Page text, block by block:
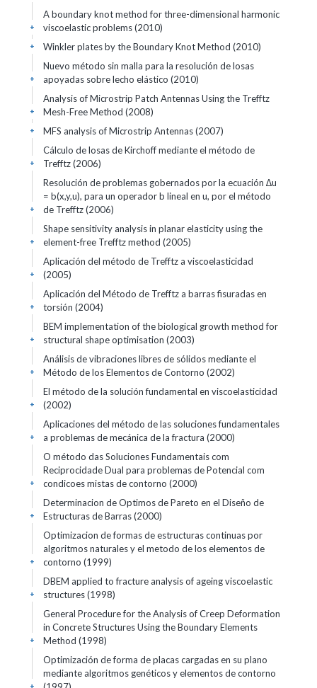
A boundary knot method for three-dimensional harmonic
viscoelastic problems (2010)
+
Winkler plates by the Boundary Knot Method (2010)
+
Nuevo método sin malla para la resolución de losas
apoyadas sobre lecho elástico (2010)
+
Analysis of Microstrip Patch Antennas Using the Trefftz
Mesh-Free Method (2008)
+
MFS analysis of Microstrip Antennas (2007)
+
Cálculo de losas de Kirchoff mediante el método de
Trefftz (2006)
+
Resolución de problemas gobernados por la ecuación ∆u
= b(x,y,u), para un operador b lineal en u, por el método
de Trefftz (2006)
+
Shape sensitivity analysis in planar elasticity using the
element-free Trefftz method (2005)
+
Aplicación del método de Trefftz a viscoelasticidad
(2005)
+
Aplicación del Método de Trefftz a barras fisuradas en
torsión (2004)
+
BEM implementation of the biological growth method for
structural shape optimisation (2003)
+
Análisis de vibraciones libres de sólidos mediante el
Método de los Elementos de Contorno (2002)
+
El método de la solución fundamental en viscoelasticidad
(2002)
+
Aplicaciones del método de las soluciones fundamentales
a problemas de mecánica de la fractura (2000)
+
O método das Soluciones Fundamentais com
Reciprocidade Dual para problemas de Potencial com
condicoes mistas de contorno (2000)
+
Determinacion de Optimos de Pareto en el Diseño de
Estructuras de Barras (2000)
+
Optimizacion de formas de estructuras continuas por
algoritmos naturales y el metodo de los elementos de
contorno (1999)
+
DBEM applied to fracture analysis of ageing viscoelastic
structures (1998)
+
General Procedure for the Analysis of Creep Deformation
in Concrete Structures Using the Boundary Elements
Method (1998)
+
Optimización de forma de placas cargadas en su plano
mediante algoritmos genéticos y elementos de contorno
+